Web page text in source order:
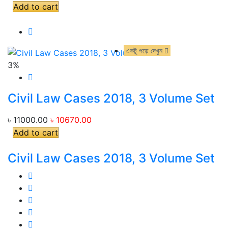
Add to cart
3%
একটু পড়ে দেখুন
Civil Law Cases 2018, 3 Volume Set
৳ 11000.00 ৳ 10670.00
Add to cart
Civil Law Cases 2018, 3 Volume Set
একটু পড়ে দেখুন